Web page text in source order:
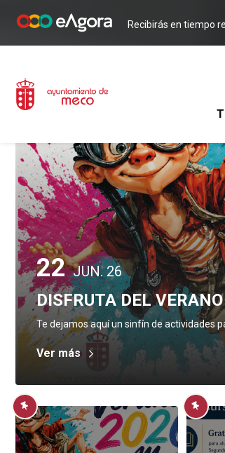
Recibirás en tiempo
22 JUN. 26
DISFRUTA DEL
Te dejamos aquí un sinfín de actividades
Ver más